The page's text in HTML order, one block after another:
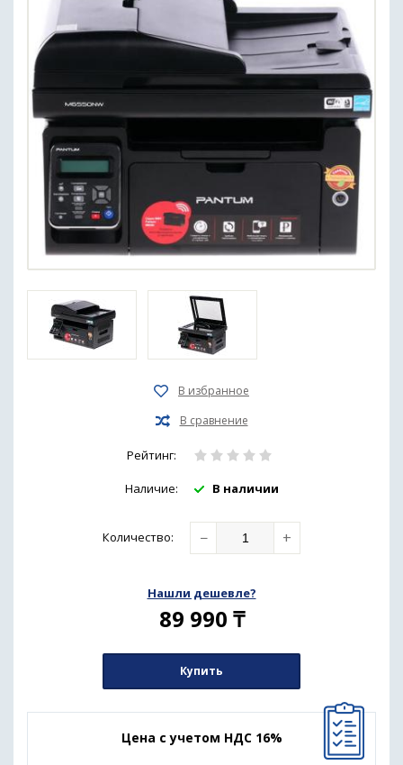
Рейтинг:
Наличие: В наличии
Количество: − +
Нашли дешевле?
89 990 ₸
Купить
Цена с учетом НДС 16%